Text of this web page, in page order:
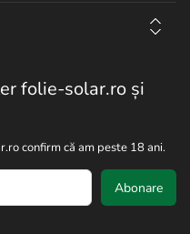
folie-solar.ro și
confirm că am peste 18 ani.
Abonare